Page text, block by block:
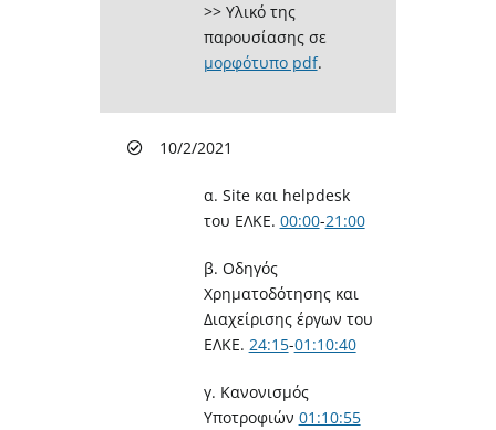
>> Υλικό της
παρουσίασης σε
μορφότυπο pdf.
10/2/2021
α. Site και helpdesk
του ΕΛΚΕ. 00:00​-21:00
β. Οδηγός
Χρηματοδότησης και
Διαχείρισης έργων του
ΕΛΚΕ. 24:15​-01:10:40
γ. Κανονισμός
Υποτροφιών 01:10:55​